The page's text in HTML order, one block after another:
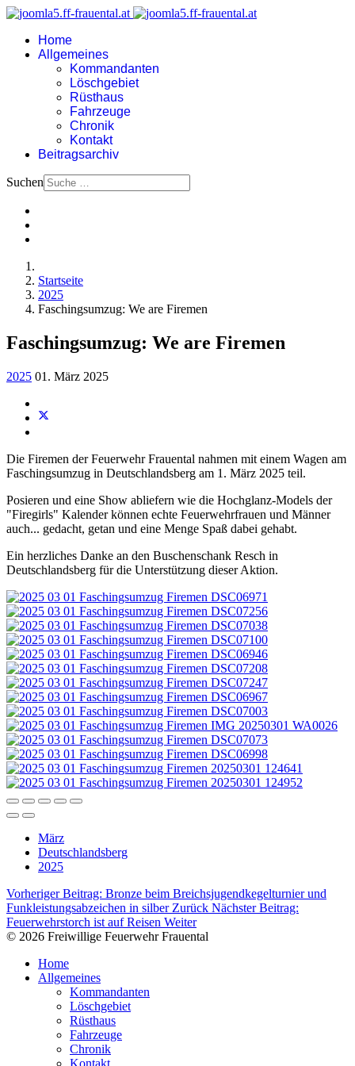
Home
Allgemeines
Kommandanten
Löschgebiet
Rüsthaus
Fahrzeuge
Chronik
Kontakt
Beitragsarchiv
Suchen
Startseite
2025
Faschingsumzug: We are Firemen
Faschingsumzug: We are Firemen
2025 01. März 2025
Die Firemen der Feuerwehr Frauental nahmen mit einem Wagen am
Faschingsumzug in Deutschlandsberg am 1. März 2025 teil.
Posieren und eine Show abliefern wie die Hochglanz-Models der
"Firegirls" Kalender können echte Feuerwehrfrauen und Männer
auch... gedacht, getan und eine Menge Spaß dabei gehabt.
Ein herzliches Danke an den Buschenschank Resch in
Deutschlandsberg für die Unterstützung dieser Aktion.
März
Deutschlandsberg
2025
Vorheriger Beitrag: Bronze beim Breichsjugendkegelturnier und
Funkleistungsabzeichen in silber Zurück Nächster Beitrag:
Feuerwehrstorch ist auf Reisen Weiter
© 2026 Freiwillige Feuerwehr Frauental
Home
Allgemeines
Kommandanten
Löschgebiet
Rüsthaus
Fahrzeuge
Chronik
Kontakt